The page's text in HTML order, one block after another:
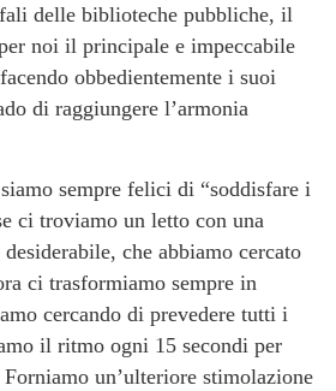
delle biblioteche pubbliche, il
noi il principale e impeccabile
obbedientemente i suoi
di raggiungere l’armonia
sempre felici di “soddisfare i
ci troviamo un letto con una
che abbiamo cercato
ci trasformiamo sempre in
cercando di prevedere tutti i
il ritmo ogni 15 secondi per
un’ulteriore stimolazione